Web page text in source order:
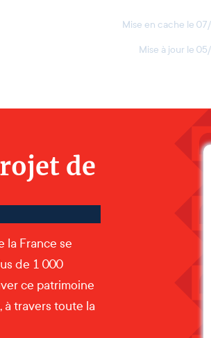
Mise en cache le
Mise à jour le
de
la France se
de 1 000
ce patrimoine
à travers toute la